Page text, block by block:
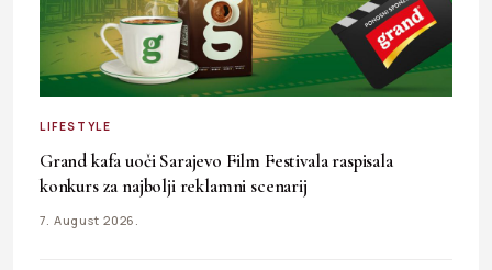
LIFESTYLE
Grand kafa uoči Sarajevo Film Festivala raspisala
konkurs za najbolji reklamni scenarij
7. August 2026.